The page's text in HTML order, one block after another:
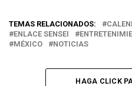
TEMAS RELACIONADOS:
ENLACE SENSEI
MÉXICO
NOTICIAS
HAGA CLICK